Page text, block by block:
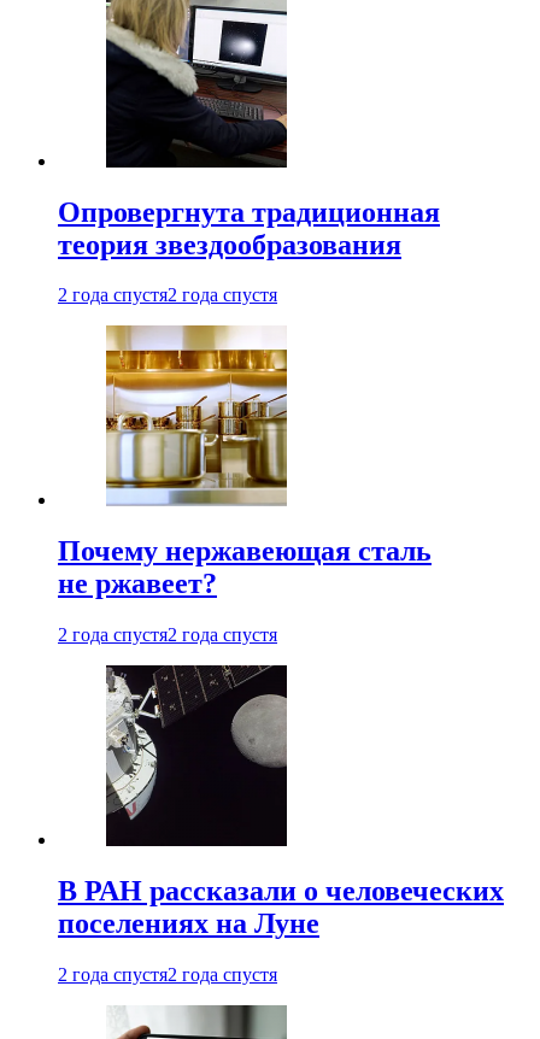
Опровергнута традиционная
теория звездообразования
2 года спустя2 года спустя
Почему нержавеющая сталь
не ржавеет?
2 года спустя2 года спустя
В РАН рассказали о человеческих
поселениях на Луне
2 года спустя2 года спустя